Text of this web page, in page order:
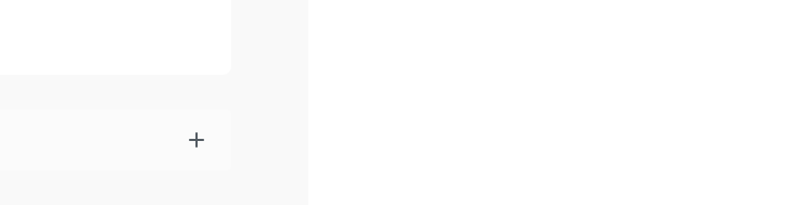
Karta podarunkowa
e-mail w ciągu 45